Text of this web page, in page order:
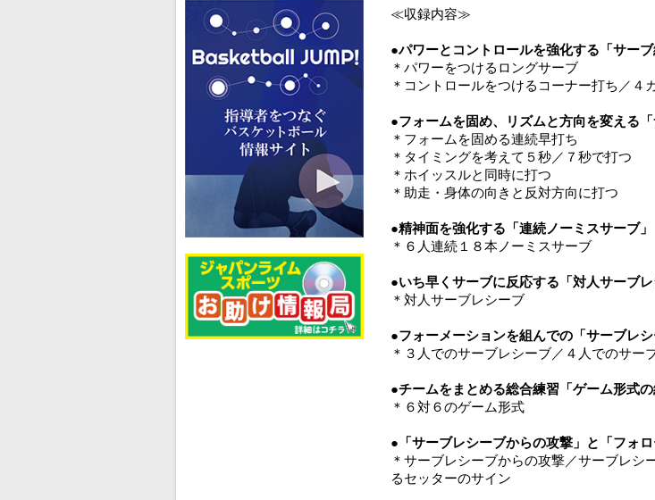
≪収録内容≫
●パワーとコントロールを強化する「サーブ
＊パワーをつけるロングサーブ
＊コントロールをつけるコーナー打ち／４
●フォームを固め、リズムと方向を変える「
＊フォームを固める連続早打ち
＊タイミングを考えて５秒／７秒で打つ
＊ホイッスルと同時に打つ
＊助走・身体の向きと反対方向に打つ
●精神面を強化する「連続ノーミスサーブ」
＊６人連続１８本ノーミスサーブ
●いち早くサーブに反応する「対人サーブレ
＊対人サーブレシーブ
●フォーメーションを組んでの「サーブレシ
＊３人でのサーブレシーブ／４人でのサー
●チームをまとめる総合練習「ゲーム形式の
＊６対６のゲーム形式
●「サーブレシーブからの攻撃」と「フォロ
＊サーブレシーブからの攻撃／サーブレ
るセッターのサイン